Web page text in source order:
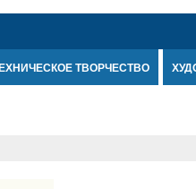
ТВОРЧЕСТВО